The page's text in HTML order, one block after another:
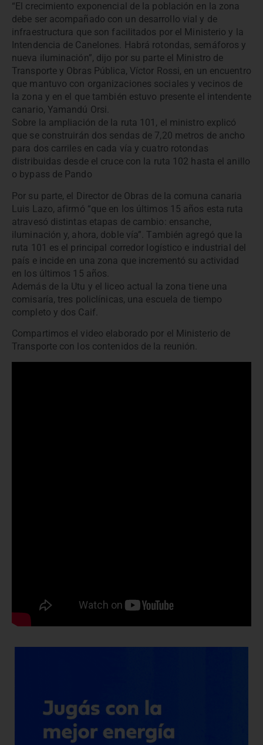
“El crecimiento exponencial de la población en la zona
debe ser acompañado con un desarrollo vial y de
infraestructura que son facilitados por el Ministerio y la
Intendencia de Canelones. Habrá rotondas, semáforos y
nueva iluminación”, dijo por su parte el Ministro de
Transporte y Obras Pública, Víctor Rossi, en un encuentro
que mantuvo con organizaciones sociales y vecinos de
la zona y en el que también estuvo presente el intendente
canario, Yamandú Orsi.
Sobre la ampliación de la ruta 101, el ministro explicó
que se construirán dos sendas de 7,20 metros de ancho
para dos carriles en cada vía y cuatro rotondas
distribuidas desde el cruce con la ruta 102 hasta el anillo
o bypass de Pando
Por su parte, el Director de Obras de la comuna canaria
Luis Lazo, afirmó “que en los últimos 15 años esta ruta
atravesó distintas etapas de cambio: ensanche,
iluminación y, ahora, doble vía”. También agregó que la
ruta 101 es el principal corredor logístico e industrial del
país e incide en una zona que incrementó su actividad
en los últimos 15 años.
Además de la Utu y el liceo actual la zona tiene una
comisaría, tres policlínicas, una escuela de tiempo
completo y dos Caif.
Compartimos el video elaborado por el Ministerio de
Transporte con los contenidos de la reunión.